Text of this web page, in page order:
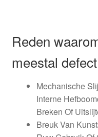
Reden
meestal
Mechanische
Interne
Breken Of
Breuk Van